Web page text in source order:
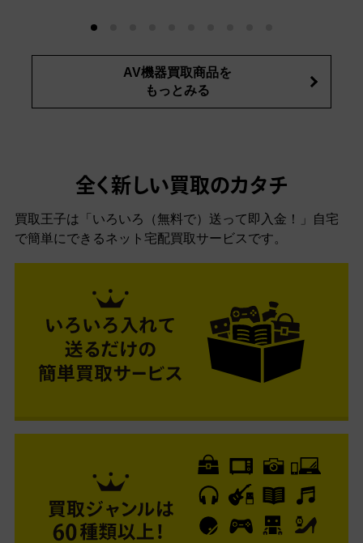
AV機器買取商品を
もっとみる
全く新しい買取のカタチ
買取王子は「いろいろ（無料で）送って即入金！」自宅
で簡単にできるネット宅配買取サービスです。